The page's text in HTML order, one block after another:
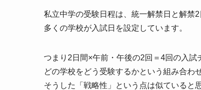
私立中学の受験日程は、統一解禁日と解禁2
多くの学校が入試日を設定しています。
つまり2日間×午前・午後の2回＝4回の入試
どの学校をどう受験するかという組み合わ
そうした「戦略性」という点は似ていると